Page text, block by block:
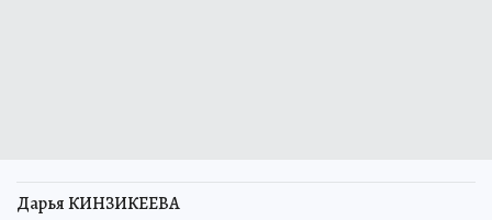
Дарья КИНЗИКЕЕВА